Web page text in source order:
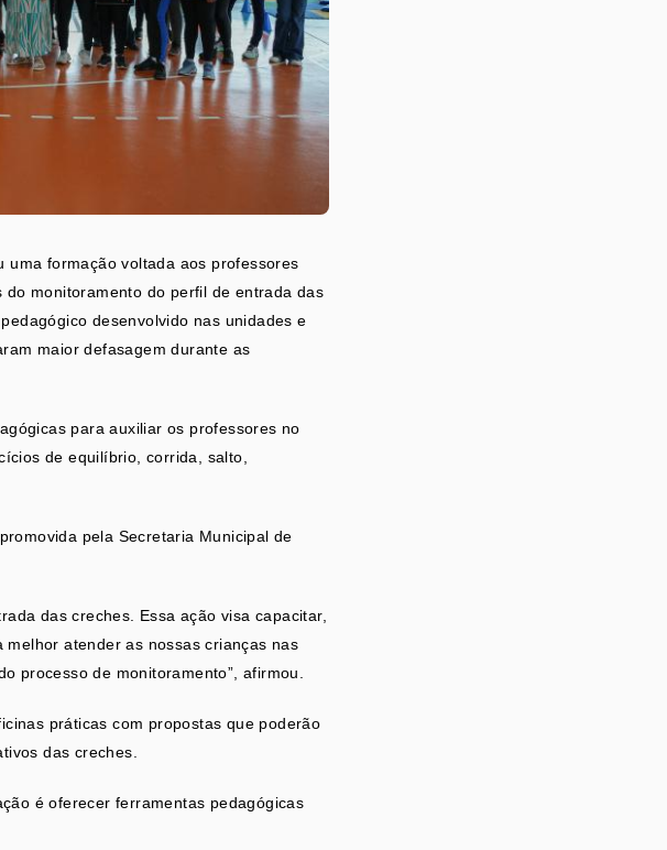
uma formação voltada aos professores
monitoramento do perfil de entrada das
desenvolvido nas unidades e
maior defasagem durante as
para auxiliar os professores no
de equilíbrio, corrida, salto,
pela Secretaria Municipal de
das creches. Essa ação visa capacitar,
atender as nossas crianças nas
processo de monitoramento”, afirmou.
práticas com propostas que poderão
das creches.
é oferecer ferramentas pedagógicas